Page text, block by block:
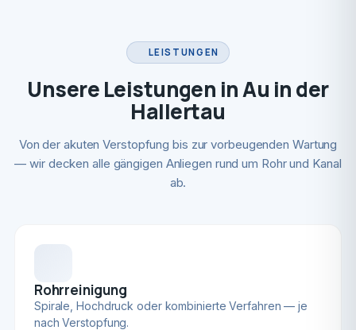
LEISTUNGEN
Unsere Leistungen in Au in der
Hallertau
Von der akuten Verstopfung bis zur vorbeugenden Wartung
— wir decken alle gängigen Anliegen rund um Rohr und Kanal
ab.
Rohrreinigung
Spirale, Hochdruck oder kombinierte Verfahren — je
nach Verstopfung.